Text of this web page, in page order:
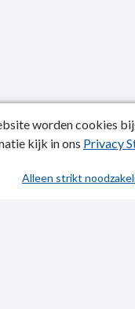
07-07-2022
worden cookies
kijk in ons Privacy
Alleen strikt